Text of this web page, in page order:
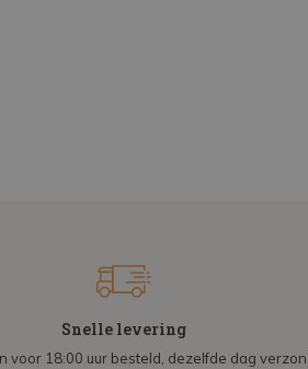
Snelle levering
voor 18:00 uur besteld, dezelfde dag